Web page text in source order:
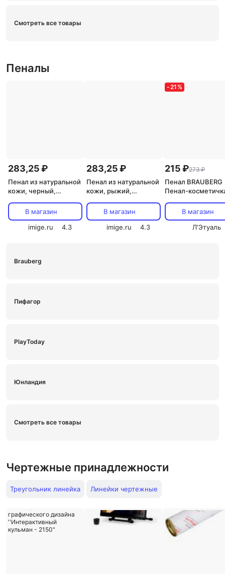
Смотреть все товары
Пеналы
283,25 ₽
Пенал из натуральной
кожи, черный,
конгрев "Флаверс"
В магазин
imige.ru
4.3
283,25 ₽
Пенал из натуральной
кожи, рыжий,
конгрев "Флаверс"
В магазин
imige.ru
4.3
-21 %
215 ₽273 ₽
Пенал BRAUBERG
Пенал-
В магазин
Л'Этуаль
Brauberg
Пифагор
PlayToday
Юнландия
Смотреть все товары
Чертежные принадлежности
Треугольник линейка Линейки чертежные